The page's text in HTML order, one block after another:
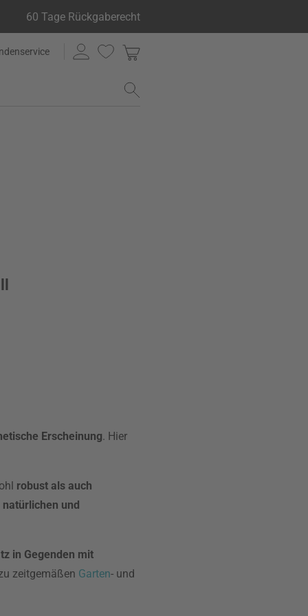
60 Tage Rückgaberecht
Erscheinung. Hier
robust als auch
natürlichen und
in Gegenden mit
zeitgemäßen Garten- und